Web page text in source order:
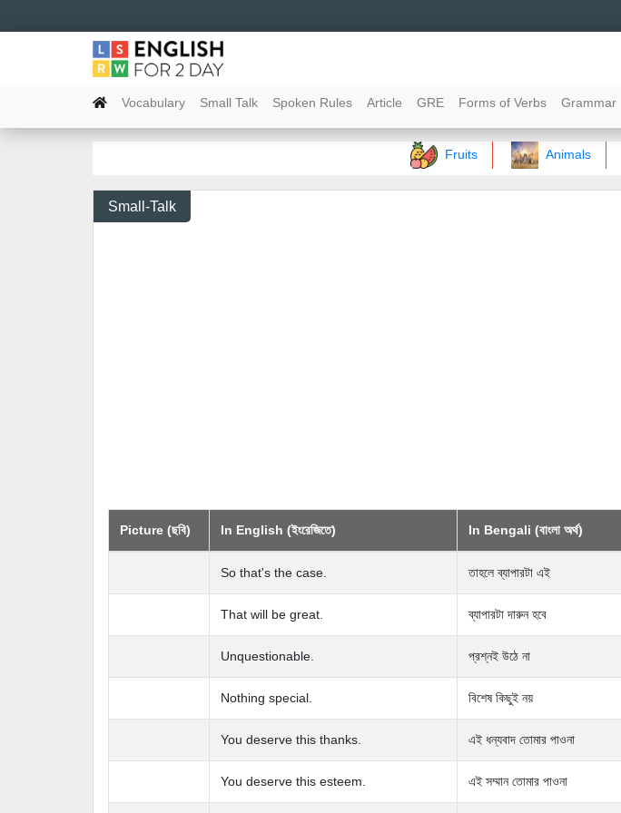
Vocabulary Small Talk Spoken Rules Article GRE Forms of Verbs Grammar
Fruits Animals
Small-Talk
Picture (ছবি) In English (ইংরেজিতে) In Bengali (বাংলা অর্থ)
So that's the case. তাহলে ব্যাপারটা এই
That will be great. ব্যাপারটা দারুন হবে
Unquestionable. প্রশ্নই উঠে না
Nothing special. বিশেষ কিছুই নয়
You deserve this thanks. এই ধন্যবাদ তোমার পাওনা
You deserve this esteem. এই সম্মান তোমার পাওনা